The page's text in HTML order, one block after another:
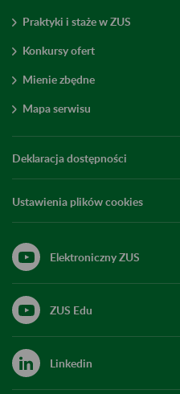
Praktyki i staże w ZUS
Konkursy ofert
Mienie zbędne
Mapa serwisu
Deklaracja dostępności
Ustawienia plików cookies
Elektroniczny ZUS
ZUS Edu
Linkedin